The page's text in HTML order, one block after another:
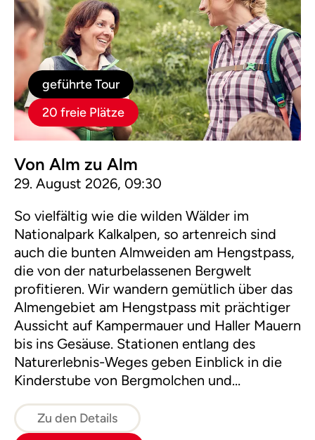
geführte Tour
20 freie Plätze
Von Alm zu Alm
29. August 2026, 09:30
So vielfältig wie die wilden Wälder im
Nationalpark Kalkalpen, so artenreich sind
auch die bunten Almweiden am Hengstpass,
die von der naturbelassenen Bergwelt
profitieren. Wir wandern gemütlich über das
Almengebiet am Hengstpass mit prächtiger
Aussicht auf Kampermauer und Haller Mauern
bis ins Gesäuse. Stationen entlang des
Naturerlebnis-Weges geben Einblick in die
Kinderstube von Bergmolchen und
wertvollen Kleinlebensräumen auf der Alm.
Zu den Details